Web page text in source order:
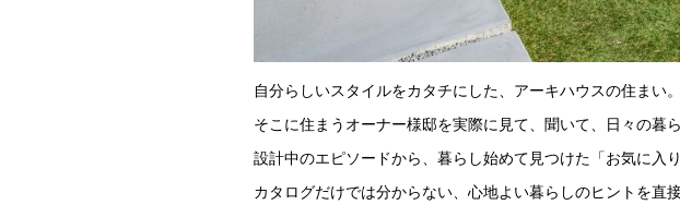
自分らしいスタイルをカタチにした、アーキハウスの住まい。
そこに住まうオーナー様邸を実際に見て、聞いて、日々の暮
設計中のエピソードから、暮らし始めて見つけた「お気に入
カタログだけでは分からない、 心地よい暮らしのヒント を直